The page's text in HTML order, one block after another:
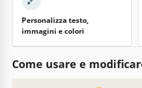
Personalizza testo,
immagini e colori
Come usare e